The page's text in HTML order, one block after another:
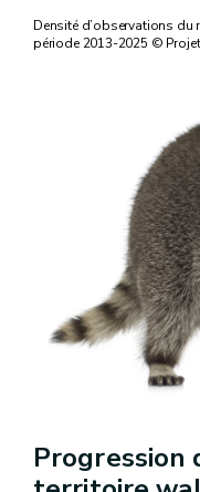
Densité d’observations
période 2013-2025 © Projet
Progression